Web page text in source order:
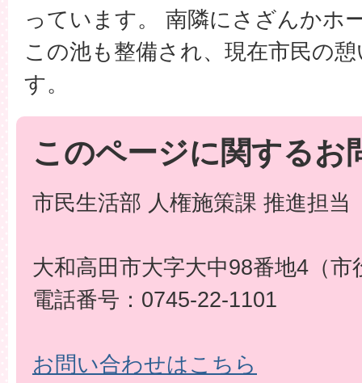
っています。 南隣にさざんかホ
この池も整備され、現在市民の
す。
このページに関するお
市民生活部 人権施策課 推進担当
大和高田市大字大中98番地4（市
電話番号：0745-22-1101
お問い合わせはこちら